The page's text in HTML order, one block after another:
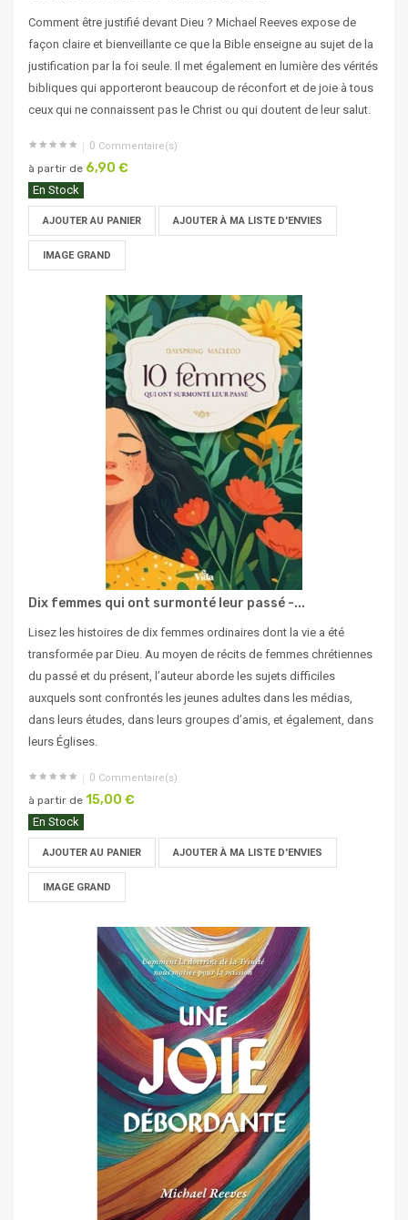
Comment être justifié devant Dieu ? Michael Reeves expose de
façon claire et bienveillante ce que la Bible enseigne au sujet de la
justification par la foi seule. Il met également en lumière des vérités
bibliques qui apporteront beaucoup de réconfort et de joie à tous
ceux qui ne connaissent pas le Christ ou qui doutent de leur salut.
0 Commentaire(s)
à partir de 6,90 €
En Stock
AJOUTER AU PANIER AJOUTER À MA LISTE D'ENVIES
IMAGE GRAND
Dix femmes qui ont surmonté leur passé -...
Lisez les histoires de dix femmes ordinaires dont la vie a été
transformée par Dieu. Au moyen de récits de femmes chrétiennes
du passé et du présent, l’auteur aborde les sujets difficiles
auxquels sont confrontés les jeunes adultes dans les médias,
dans leurs études, dans leurs groupes d’amis, et également, dans
leurs Églises.
0 Commentaire(s)
à partir de 15,00 €
En Stock
AJOUTER AU PANIER AJOUTER À MA LISTE D'ENVIES
IMAGE GRAND